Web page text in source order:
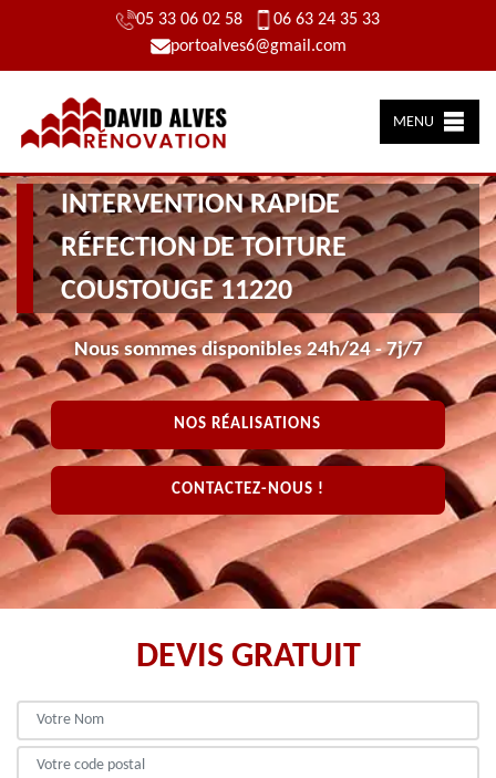
05 33 06 02 58
06 63 24 35 33
portoalves6@gmail.com
MENU
INTERVENTION RAPIDE
RÉFECTION DE TOITURE
COUSTOUGE 11220
Nous sommes disponibles 24h/24 - 7j/7
NOS RÉALISATIONS
CONTACTEZ-NOUS !
DEVIS GRATUIT